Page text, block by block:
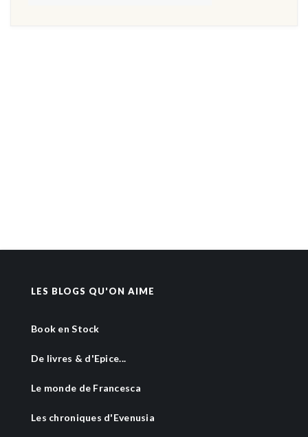
LES BLOGS QU'ON AIME
Book en Stock
De livres & d'Epice...
Le monde de Francesca
Les chroniques d'Evenusia